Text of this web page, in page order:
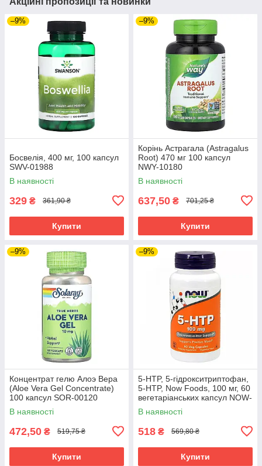
–9%
Босвелія, 400 мг, 100 капсул
SWV-01988
В наявності
329 ₴ 361,90 ₴
Купити
–9%
Корінь Астрагала (Astragalus
Root) 470 мг 100 капсул
NWY-10180
В наявності
637,50 ₴ 701,25 ₴
Купити
–9%
Концентрат гелю Алоэ Вера
(Aloe Vera Gel Concentrate)
100 капсул SOR-00120
В наявності
472,50 ₴ 519,75 ₴
Купити
–9%
5-HTP, 5-гідрокситриптофан,
5-HTP, Now Foods, 100 мг, 60
вегетаріанських капсул NOW-
00105
В наявності
518 ₴ 569,80 ₴
Купити